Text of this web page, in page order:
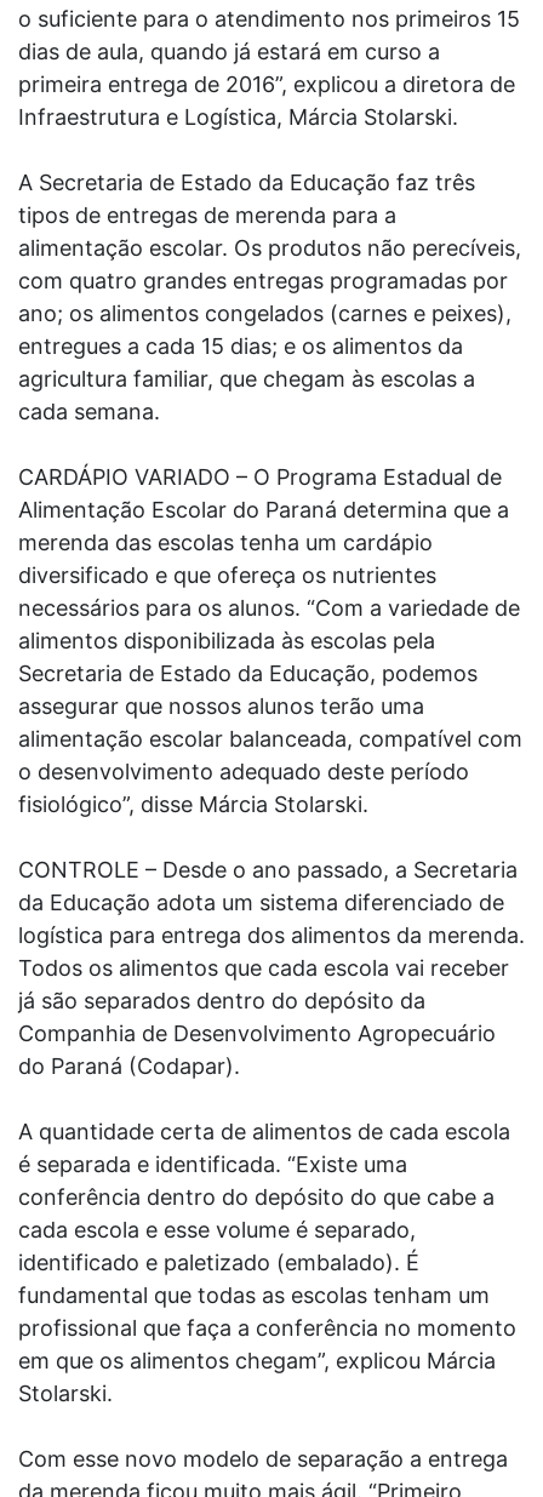
o suficiente para o atendimento nos primeiros 15
dias de aula, quando já estará em curso a
primeira entrega de 2016”, explicou a diretora de
Infraestrutura e Logística, Márcia Stolarski.
A Secretaria de Estado da Educação faz três
tipos de entregas de merenda para a
alimentação escolar. Os produtos não perecíveis,
com quatro grandes entregas programadas por
ano; os alimentos congelados (carnes e peixes),
entregues a cada 15 dias; e os alimentos da
agricultura familiar, que chegam às escolas a
cada semana.
CARDÁPIO VARIADO – O Programa Estadual de
Alimentação Escolar do Paraná determina que a
merenda das escolas tenha um cardápio
diversificado e que ofereça os nutrientes
necessários para os alunos. “Com a variedade de
alimentos disponibilizada às escolas pela
Secretaria de Estado da Educação, podemos
assegurar que nossos alunos terão uma
alimentação escolar balanceada, compatível com
o desenvolvimento adequado deste período
fisiológico”, disse Márcia Stolarski.
CONTROLE – Desde o ano passado, a Secretaria
da Educação adota um sistema diferenciado de
logística para entrega dos alimentos da merenda.
Todos os alimentos que cada escola vai receber
já são separados dentro do depósito da
Companhia de Desenvolvimento Agropecuário
do Paraná (Codapar).
A quantidade certa de alimentos de cada escola
é separada e identificada. “Existe uma
conferência dentro do depósito do que cabe a
cada escola e esse volume é separado,
identificado e paletizado (embalado). É
fundamental que todas as escolas tenham um
profissional que faça a conferência no momento
em que os alimentos chegam”, explicou Márcia
Stolarski.
Com esse novo modelo de separação a entrega
da merenda ficou muito mais ágil. “Primeiro,